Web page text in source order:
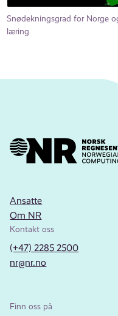
Snødekningsgrad for Norge
læring​
Ansatte
Om NR
Kontakt oss
(+47) 2285 2500
nr@nr.no
Finn oss på